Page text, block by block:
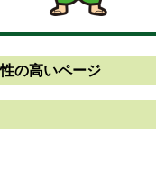
の高いページ